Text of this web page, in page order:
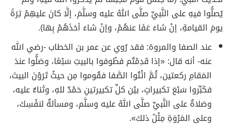
يُصلُّوا فيهِ على النَّبيِّ صلَّى اللهُ عليه وسلَّمَ، إلَّا كانَ عليهِمْ تِرَةً
يومَ القيامةِ، إنْ شاءَ عَفَا عنهُمْ، وإنْ شاءَ أخذَهُمْ بِها).
عند الصفا والمروة: فقد رُوي عن عمر بن الخطاب -رضي الله
عنه- أنه قال: «إذا قَدِمْتُم فطُوفوا بالبيتِ سَبْعًا، وصَلُّوا عندَ
المَقامِ ركعتين، ثُمَّ ائْتُوا الصَّفا فقُوموا مِن حيثُ تَرَوْنَ البيتَ،
فكَبِّروا سَبْعَ تكبيراتٍ، بيْن كلِّ تكبيرتينِ حَمْدٌ للهِ، وثَناءٌ عليه،
وصَلاةٌ على النَّبيِّ صلَّى اللهُ عليه وسلَّم، ومسألةٌ لنفْسِكَ،
وعلى المَرْوَةِ مِثْلُ ذلكَ».